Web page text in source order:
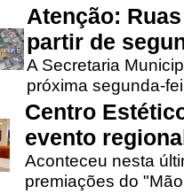
Atenção:
partir de
A Secretaria
próxima segunda-
Centro
evento
Aconteceu nesta
premiações do